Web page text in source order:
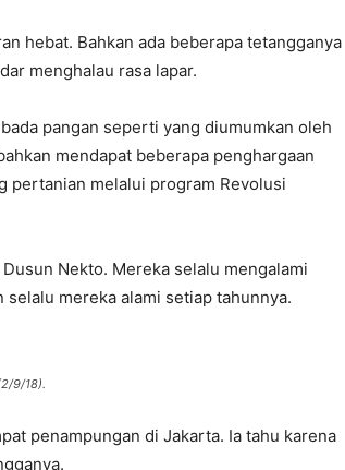
hebat. Bahkan ada beberapa tetangganya
menghalau rasa lapar.
pangan seperti yang diumumkan oleh
mendapat beberapa penghargaan
pertanian melalui program Revolusi
Nekto. Mereka selalu mengalami
mereka alami setiap tahunnya.
9/18).
penampungan di Jakarta. Ia tahu karena